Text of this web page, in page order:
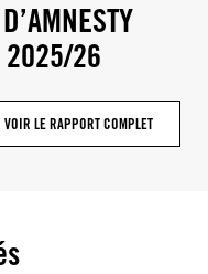
2025/26
VOIR LE RAPPORT COMPLET